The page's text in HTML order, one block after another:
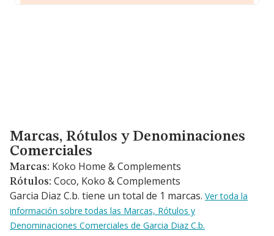
Marcas, Rótulos y Denominaciones Comerciales
Marcas, Rótulos y Denominaciones
Comerciales
Marcas: Koko Home & Complements
Rótulos: Coco, Koko & Complements
Garcia Diaz C.b. tiene un total de 1 marcas. Ver toda la
información sobre todas las Marcas, Rótulos y
Denominaciones Comerciales de Garcia Diaz C.b.